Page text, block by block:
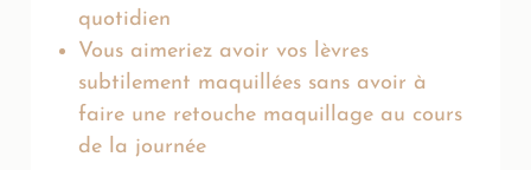
quotidien
Vous aimeriez avoir vos lèvres
subtilement maquillées sans avoir à
faire une retouche maquillage au cours
de la journée